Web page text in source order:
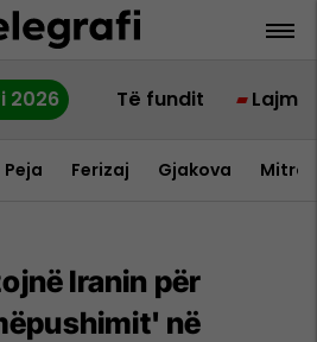
2026 Të fundit Lajme
Peja Ferizaj Gjakova
Iranin për
në